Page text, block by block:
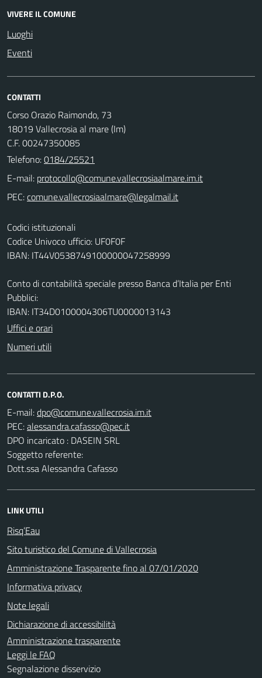
VIVERE IL COMUNE
Luoghi
Eventi
CONTATTI
Corso Orazio Raimondo, 73
18019 Vallecrosia al mare (Im)
C.F. 00247350085
Telefono:0184/25521
E-mail:
PEC:
Codici istituzionali
Codice Univoco ufficio: UF0F0F
IBAN: IT44V0538749100000047258999
Conto di contabilità speciale presso Banca d’Italia per Enti
Pubblici:
IBAN: IT34D0100004306TU0000013143
Uffici e orari
Numeri utili
CONTATTI D.P.O.
E-mail:
PEC:
DPO incaricato : DASEIN SRL
Soggetto referente:
Dott.ssa Alessandra Cafasso
LINK UTILI
Risq’Eau
Sito turistico del Comune di Vallecrosia
Amministrazione Trasparente fino al 07/01/2020
Informativa privacy
Note legali
Dichiarazione di accessibilità
Amministrazione trasparente
Leggi le FAQ
Segnalazione disservizio